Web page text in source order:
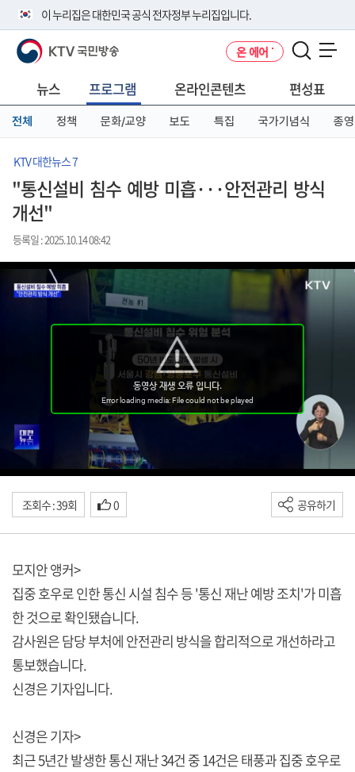
이 누리집은 대한민국 공식 전자정부 누리집입니다.
공식 누리집 주소 확인하기
니다.
이밖에 or.kr 또는 .kr등 다른 도메인 주소를 사용하고 있다면 아래 URL에
서 도메인 주소를 확인해 보세요
KTV 국민방송 온 에어
뉴스 프로그램 온라인콘텐츠 편성표
전체 정책 문화/교양 보도 특집 국가기념식 종영
KTV 대한뉴스 7
"통신설비 침수 예방 미흡···안전관리 방식
개선"
등록일 : 2025.10.14 08:42
조회수 : 39회 0 공유하기
모지안 앵커>
집중 호우로 인한 통신 시설 침수 등 '통신 재난 예방 조치'가 미흡
한 것으로 확인됐습니다.
감사원은 담당 부처에 안전관리 방식을 합리적으로 개선하라고
통보했습니다.
신경은 기자입니다.
신경은 기자>
최근 5년간 발생한 통신 재난 34건 중 14건은 태풍과 집중 호우로